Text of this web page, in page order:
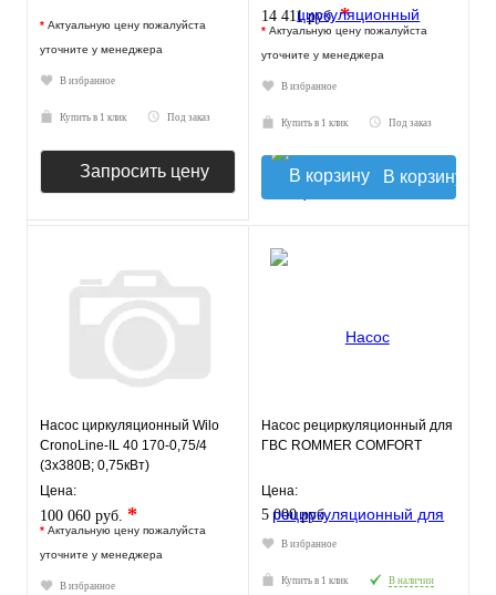
* Актуальную цену пожалуйста
уточните у менеджера
В избранное
Купить в 1 клик Под заказ
Запросить цену
14 411 руб.*
* Актуальную цену пожалуйста
уточните у менеджера
В избранное
Купить в 1 клик Под заказ
В корзину
Насос циркуляционный Wilo
CronoLine-IL 40 170-0,75/4
(3х380В; 0,75кВт)
Цена:
100 060 руб. *
* Актуальную цену пожалуйста
уточните у менеджера
В избранное
Насос рециркуляционный для
ГВС ROMMER COMFORT
Цена:
5 000 руб.
В избранное
Купить в 1 клик В наличии